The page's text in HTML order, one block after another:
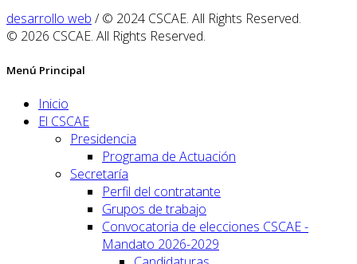
desarrollo web / © 2024 CSCAE. All Rights Reserved.
© 2026 CSCAE. All Rights Reserved.
Menú Principal
Inicio
El CSCAE
Presidencia
Programa de Actuación
Secretaría
Perfil del contratante
Grupos de trabajo
Convocatoria de elecciones CSCAE -
Mandato 2026-2029